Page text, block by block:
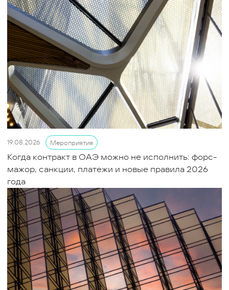
19.08.2026 Мероприятия
Когда контракт в ОАЭ можно не исполнить: форс-
мажор, санкции, платежи и новые правила 2026
года